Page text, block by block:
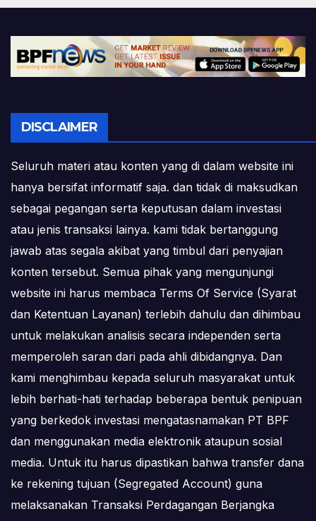
DISCLAIMER
Seluruh materi atau konten yang di dalam website ini
hanya bersifat informatif saja. dan tidak di maksudkan
sebagai pegangan serta keputusan dalam investasi
atau jenis transaksi lainya. kami tidak bertanggung
jawab atas segala akibat yang timbul dari penyajian
konten tersebut. Semua pihak yang mengunjungi
website ini harus membaca Terms Of Service (Syarat
dan Ketentuan Layanan) terlebih dahulu dan dihimbau
untuk melakukan analisis secara independen serta
memperoleh saran dari pada ahli dibidangnya. Dan
kami menghimbau kepada seluruh masyarakat untuk
lebih berhati-hati terhadap beberapa bentuk penipuan
yang berkedok investasi mengatasnamakan PT BPF
dan menggunakan media elektronik ataupun sosial
media. Untuk itu harus dipastikan bahwa transfer dana
ke rekening tujuan (Segregated Account) guna
melaksanakan Transaksi Perdagangan Berjangka